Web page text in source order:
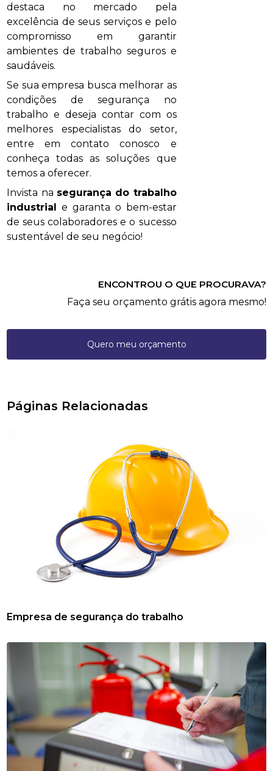
destaca no mercado pela
excelência de seus serviços e pelo
compromisso em garantir
ambientes de trabalho seguros e
saudáveis.
Se sua empresa busca melhorar as
condições de segurança no
trabalho e deseja contar com os
melhores especialistas do setor,
entre em contato conosco e
conheça todas as soluções que
temos a oferecer.
Invista na segurança do trabalho
industrial e garanta o bem-estar
de seus colaboradores e o sucesso
sustentável de seu negócio!
ENCONTROU O QUE PROCURAVA?
Faça seu orçamento grátis agora mesmo!
Quero meu orçamento
Páginas Relacionadas
Empresa de segurança do trabalho